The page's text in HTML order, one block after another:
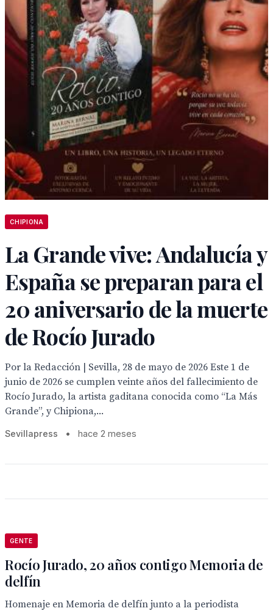
CHIPIONA
La Grande vive: Andalucía y
España se preparan para el
20 aniversario de la muerte
de Rocío Jurado
Por la Redacción | Sevilla, 28 de mayo de 2026 Este 1 de
junio de 2026 se cumplen veinte años del fallecimiento de
Rocío Jurado, la artista gaditana conocida como “La Más
Grande”, y Chipiona,...
Sevillapress • hace 2 meses
GENTE
Rocío Jurado, 20 años contigo Memoria de
delfín
Homenaje en Memoria de delfín junto a la periodista